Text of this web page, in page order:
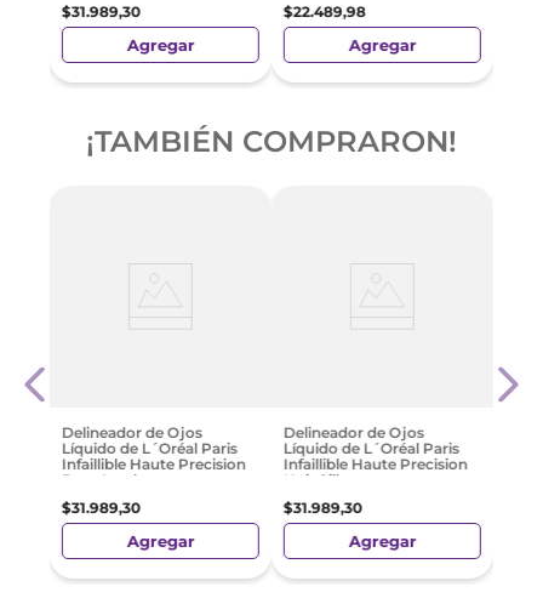
$31.989,30
Agregar
$22.489,98
Agregar
¡TAMBIÉN COMPRARON!
Delineador de Ojos
Líquido de L´Oréal Paris
Infaillible Haute Precision
Brun Leather
$31.989,30
Agregar
Delineador de Ojos
Líquido de L´Oréal Paris
Infaillible Haute Precision
Noir Silk
$31.989,30
Agregar